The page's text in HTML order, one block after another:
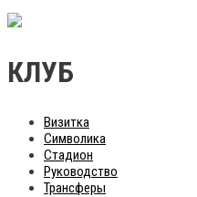
КЛУБ
Визитка
Символика
Стадион
Руководство
Трансферы